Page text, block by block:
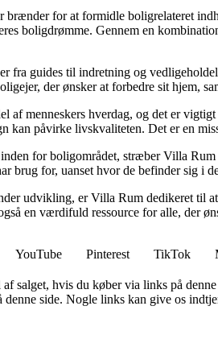
for at formidle boligrelateret
boligdrømme. Gennem en
fra guides til indretning og
der ønsker at forbedre sit hjem,
af menneskers hverdag, og det er
kan påvirke livskvaliteten. Det er en
for boligområdet, stræber Villa
brug for, uanset hvor de befinder sig i
udvikling, er Villa Rum dedikeret til
en værdifuld ressource for alle, der
YouTube Pinterest TikTok
salget, hvis du køber via links på denne
side. Nogle links kan give os